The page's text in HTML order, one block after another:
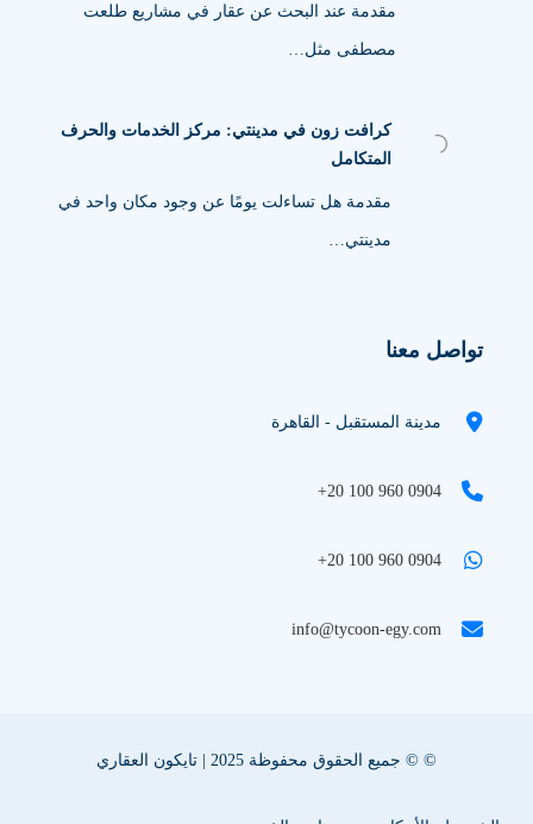
مقدمة عند البحث عن عقار في مشاريع طلعت
مصطفى مثل…
كرافت زون في مدينتي: مركز الخدمات والحرف
المتكامل
مقدمة هل تساءلت يومًا عن وجود مكان واحد في
مدينتي…
تواصل معنا
مدينة المستقبل - القاهرة
+20 100 960 0904
+20 100 960 0904
info@tycoon-egy.com
© © جميع الحقوق محفوظة 2025 | تايكون العقاري